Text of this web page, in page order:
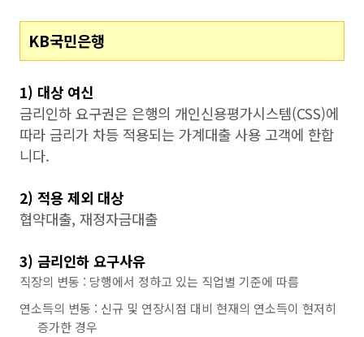
KB국민은행
1) 대상 여신
금리인하 요구권은 은행의 개인신용평가시스템(CSS)에
따라 금리가 차등 적용되는 가계대출 사용 고객에 한합
니다.
2) 적용 제외 대상
협약대출, 재정자금대출
3) 금리인하 요구사유
직장의 변동 : 당행에서 정하고 있는 직업별 기준에 따름
연소득의 변동 : 신규 및 연장시점 대비 현재의 연소득이 현저히
증가한 경우